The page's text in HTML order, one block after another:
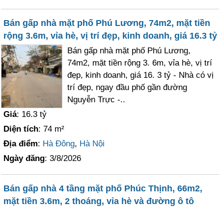
Bán gấp nhà mặt phố Phú Lương, 74m2, mặt tiền
rộng 3.6m, vỉa hè, vị trí đẹp, kinh doanh, giá 16.3 tỷ
Bán gấp nhà mặt phố Phú Lương,
74m2, mặt tiền rộng 3. 6m, vỉa hè, vị trí
đẹp, kinh doanh, giá 16. 3 tỷ - Nhà có vị
trí đẹp, ngay đầu phố gần đường
Nguyễn Trực -..
Giá: 16.3 tỷ
Diện tích: 74 m²
Địa điểm: Hà Đông, Hà Nội
Ngày đăng: 3/8/2026
Bán gấp nhà 4 tầng mặt phố Phúc Thịnh, 66m2,
mặt tiền 3.6m, 2 thoáng, vỉa hè và đường ô tô